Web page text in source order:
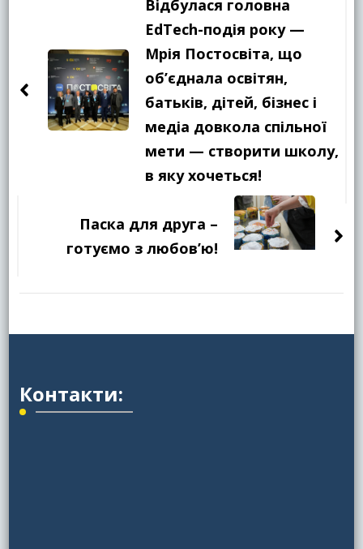
Відбулася головна
EdTech-подія року —
Мрія Постосвіта, що
об’єднала освітян,
батьків, дітей, бізнес і
медіа довкола спільної
мети — створити школу,
в яку хочеться!
Паска для друга –
готуємо з любов’ю!
Контакти: